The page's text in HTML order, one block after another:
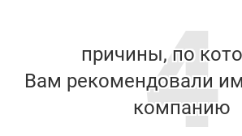
4
причины, по
Вам рекомендовали
компанию